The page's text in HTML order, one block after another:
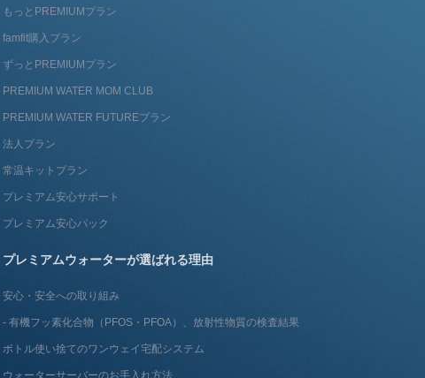
もっとPREMIUMプラン
famfit購入プラン
ずっとPREMIUMプラン
PREMIUM WATER MOM CLUB
PREMIUM WATER FUTUREプラン
法人プラン
常温キットプラン
プレミアム安心サポート
プレミアム安心パック
プレミアムウォーターが選ばれる理由
安心・安全への取り組み
有機フッ素化合物（PFOS・PFOA）、放射性物質の検査結果
ボトル使い捨てのワンウェイ宅配システム
ウォーターサーバーのお手入れ方法